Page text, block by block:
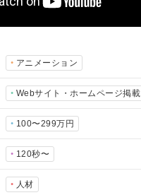
アニメーション
Webサイト・ホームページ掲載
100〜299万円
120秒〜
人材